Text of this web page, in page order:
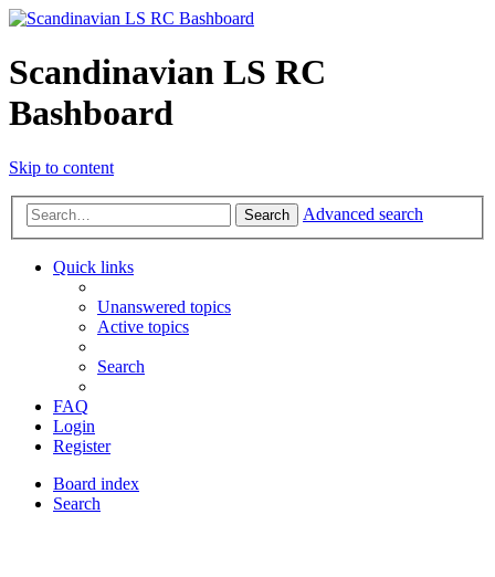
Scandinavian LS RC
Bashboard
Skip to content
Search Advanced search
Quick links
Unanswered topics
Active topics
Search
FAQ
Login
Register
Board index
Search